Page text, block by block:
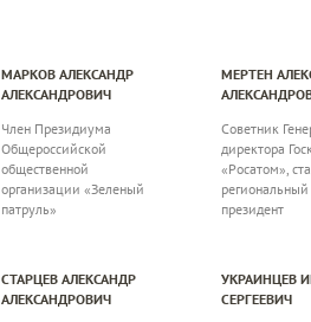
МАРКОВ АЛЕКСАНДР
АЛЕКСАНДРОВИЧ
Член Президиума
Общероссийской
общественной
организации «Зеленый
патруль»
МЕРТЕН
Советник
директора
«Росатом»,
президент
СТАРЦЕВ АЛЕКСАНДР
АЛЕКСАНДРОВИЧ
УКРАИНЦЕВ
СЕРГЕЕВИЧ